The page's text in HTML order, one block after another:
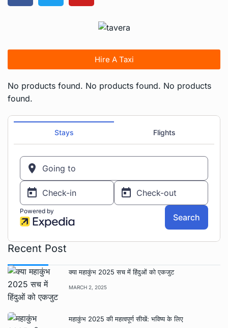
Hire A Taxi
No products found. No products found. No products
found.
Recent Post
क्या महाकुंभ 2025 सच में हिंदुओं को एकजुट
MARCH 2, 2025
महाकुंभ 2025 की महत्वपूर्ण सीखें: भविष्य के लिए